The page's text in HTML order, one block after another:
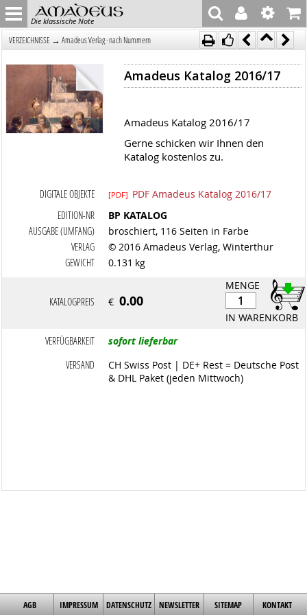
Die klassische Note
VERZEICHNISSE → Amadeus Verlag · nach Nummern
Amadeus Katalog 2016/17
Amadeus Katalog 2016/17
Gerne schicken wir Ihnen den
Katalog kostenlos zu.
DIGITALE OBJEKTE [PDF] PDF Amadeus Katalog 2016/17
EDITION-NR
BP KATALOG
AUSGABE (UMFANG)
broschiert, 116 Seiten in Farbe
VERLAG
© 2016 Amadeus Verlag, Winterthur
GEWICHT
0.131 kg
MENGE
IN WARENKORB
KATALOGPREIS €0.00
VERFÜGBARKEIT
sofort lieferbar
VERSAND
CH Swiss Post | DE+ Rest = Deutsche Post
& DHL Paket (jeden Mittwoch)
AGB IMPRESSUM DATENSCHUTZ NEWSLETTER SITEMAP KONTAKT